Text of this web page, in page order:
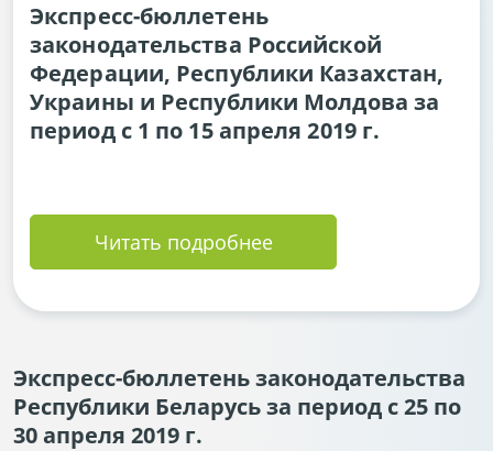
Экспресс-бюллетень
законодательства Российской
Федерации, Республики Казахстан,
Украины и Республики Молдова за
период с 1 по 15 апреля 2019 г.
Читать подробнее
Экспресс-бюллетень законодательства
Республики Беларусь за период с 25 по
30 апреля 2019 г.